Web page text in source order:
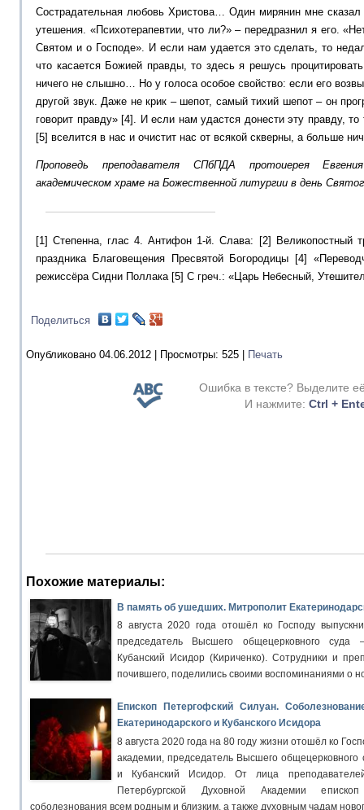
Сострадательная любовь Христова… Один мирянин мне
утешения. «Психотерапевтии, что ли?» – передразнил я его.
Святом и о Господе». И если нам удается это сделать, то
что касается Божией правды, то здесь я решусь
ничего не слышно… Но у голоса особое свойство: если его
другой звук. Даже не крик – шепот, самый тихий шепот – он
говорит правду» [4]. И если нам удастся донести эту правду,
[5] вселится в нас и очистит нас от всякой скверны, а больше
Проповедь преподавателя СПбПДА протоиерея
академическом храме на Божественной литургии в день
[1] Степенна, глас 4. Антифон 1-й. Слава: [2] Великопостный
праздника Благовещения Пресвятой Богородицы [4]
режиссёра Сидни Поллака [5] С греч.: «Царь Небесный,
Поделиться
Опубликовано 04.06.2012 | Просмотры: 525 Печать
Ошибка в тексте? Выделите
И нажмите: Ctrl +
Похожие материалы:
В память об ушедших. Митрополит
8 августа 2020 года отошёл ко Господу
председатель Высшего общецерковного
Кубанский Исидор (Кириченко). Сотрудники и
почившего, поделились своими воспоминаниями о
Епископ Петергофский Силуан.
Екатеринодарского и Кубанского Исидора
8 августа 2020 года на 80 году жизни отошёл ко
академии, председатель Высшего
и Кубанский Исидор. От лица
Петербургской Духовной Академии
соболезнования всем родным и близким, а также духовным чадам